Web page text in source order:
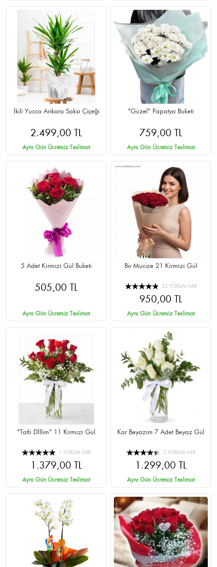
İkili Yucca Ankara Saksı Çiçeği
2.499,00 TL
Aynı Gün Ücretsiz Teslimat
"Güzel" Papatya Buketi
759,00 TL
Aynı Gün Ücretsiz Teslimat
5 Adet Kırmızı Gül Buketi
505,00 TL
Aynı Gün Ücretsiz Teslimat
Bir Mucize 21 Kırmızı Gül
52 YORUM VAR
950,00 TL
Aynı Gün Ücretsiz Teslimat
"Tatlı Dİllim" 11 Kırmızı Gül
1 YORUM VAR
1.379,00 TL
Aynı Gün Ücretsiz Teslimat
Kar Beyazım 7 Adet Beyaz Gül
2 YORUM VAR
1.299,00 TL
Aynı Gün Ücretsiz Teslimat